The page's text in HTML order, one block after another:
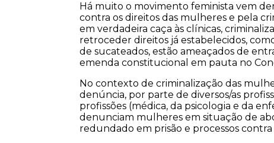
Há muito o movimento feminista vem
contra os direitos das mulheres e pela
em verdadeira caça às clínicas,
retroceder direitos já estabelecidos,
de sucateados, estão ameaçados de
emenda constitucional em pauta no
No contexto de criminalização das
denúncia, por parte de diversos/as
profissões (médica, da psicologia e da
denunciam mulheres em situação de
redundado em prisão e processos contra